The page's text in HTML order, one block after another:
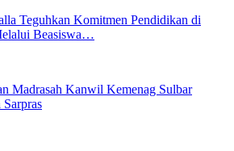
Teguhkan Komitmen Pendidikan di
Beasiswa…
Madrasah Kanwil Kemenag Sulbar